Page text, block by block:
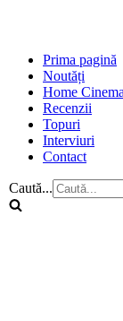
Prima pagină
Noutăți
Home Cinema
Recenzii
Topuri
Interviuri
Contact
Caută...